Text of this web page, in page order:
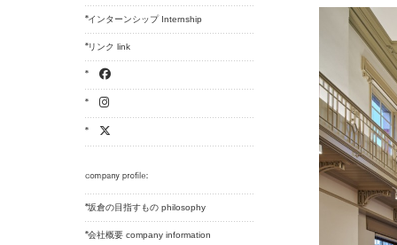
インターンシップ Internship
リンク link
坂倉の目指すもの philosophy
会社概要 company information